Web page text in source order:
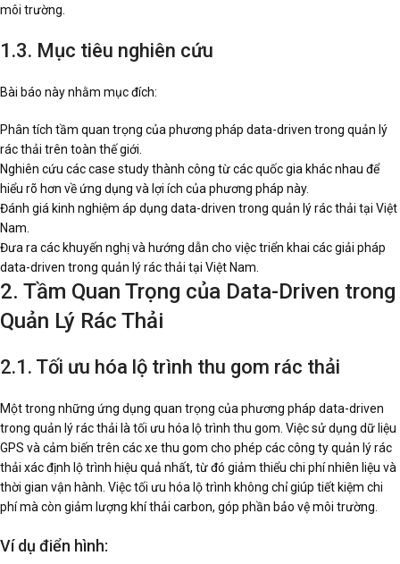
môi trường.
1.3. Mục tiêu nghiên cứu
Bài báo này nhằm mục đích:
Phân tích tầm quan trọng của phương pháp data-driven trong quản lý
rác thải trên toàn thế giới.
Nghiên cứu các case study thành công từ các quốc gia khác nhau để
hiểu rõ hơn về ứng dụng và lợi ích của phương pháp này.
Đánh giá kinh nghiệm áp dụng data-driven trong quản lý rác thải tại Việt
Nam.
Đưa ra các khuyến nghị và hướng dẫn cho việc triển khai các giải pháp
data-driven trong quản lý rác thải tại Việt Nam.
2. Tầm Quan Trọng của Data-Driven trong
Quản Lý Rác Thải
2.1. Tối ưu hóa lộ trình thu gom rác thải
Một trong những ứng dụng quan trọng của phương pháp data-driven
trong quản lý rác thải là tối ưu hóa lộ trình thu gom. Việc sử dụng dữ liệu
GPS và cảm biến trên các xe thu gom cho phép các công ty quản lý rác
thải xác định lộ trình hiệu quả nhất, từ đó giảm thiểu chi phí nhiên liệu và
thời gian vận hành. Việc tối ưu hóa lộ trình không chỉ giúp tiết kiệm chi
phí mà còn giảm lượng khí thải carbon, góp phần bảo vệ môi trường.
Ví dụ điển hình: